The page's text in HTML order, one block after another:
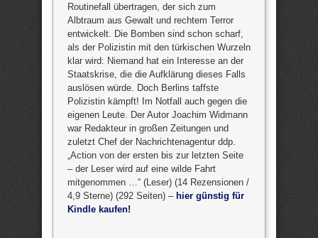
Routinefall übertragen, der sich zum
Albtraum aus Gewalt und rechtem Terror
entwickelt. Die Bomben sind schon scharf,
als der Polizistin mit den türkischen Wurzeln
klar wird: Niemand hat ein Interesse an der
Staatskrise, die die Aufklärung dieses Falls
auslösen würde. Doch Berlins taffste
Polizistin kämpft! Im Notfall auch gegen die
eigenen Leute. Der Autor Joachim Widmann
war Redakteur in großen Zeitungen und
zuletzt Chef der Nachrichtenagentur ddp.
„Action von der ersten bis zur letzten Seite
– der Leser wird auf eine wilde Fahrt
mitgenommen …“ (Leser) (14 Rezensionen /
4,9 Sterne) (292 Seiten) – hier günstig für
Kindle kaufen!